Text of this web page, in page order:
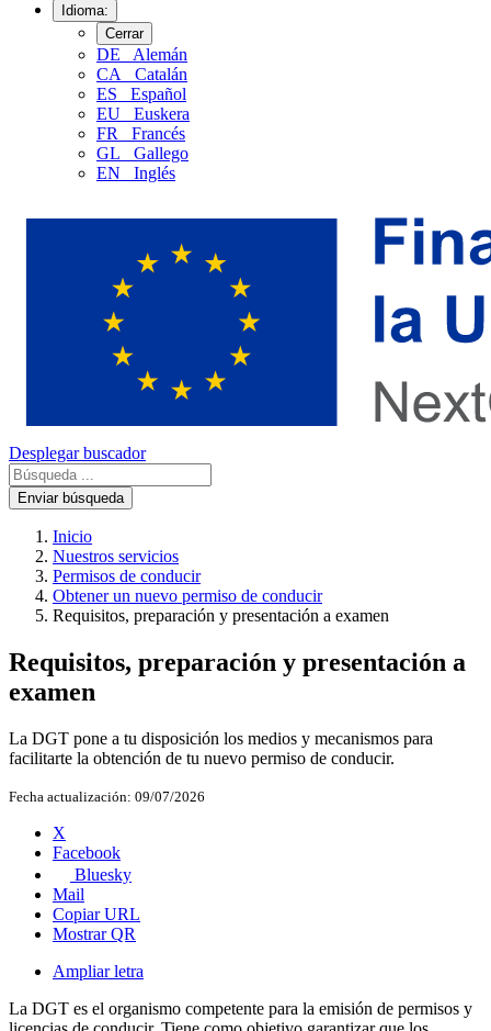
Idioma:
Cerrar
DE
Alemán
CA
Catalán
ES
Español
EU
Euskera
FR
Francés
GL
Gallego
EN
Inglés
Desplegar buscador
Enviar búsqueda
Inicio
Nuestros servicios
Permisos de conducir
Obtener un nuevo permiso de conducir
Requisitos, preparación y presentación a examen
Requisitos, preparación y presentación a
examen
La DGT pone a tu disposición los medios y mecanismos para
facilitarte la obtención de tu nuevo permiso de conducir.
Fecha actualización: 09/07/2026
X
Facebook
Bluesky
Mail
Copiar URL
Mostrar QR
Ampliar letra
La DGT es el organismo competente para la emisión de permisos y